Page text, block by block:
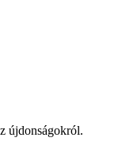
újdonságokról.